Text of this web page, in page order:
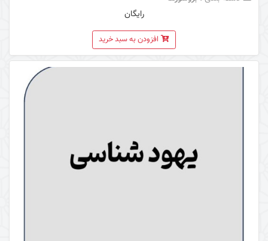
رایگان
افزودن به سبد خرید